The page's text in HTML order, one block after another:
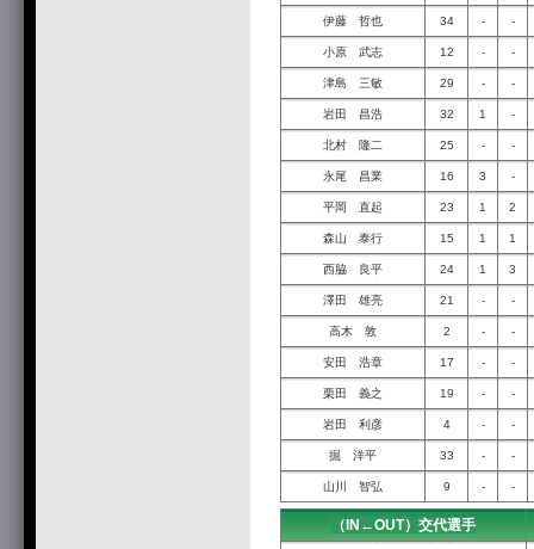
伊藤 哲也 34 - -
小原 武志 12 - -
津島 三敏 29 - -
岩田 昌浩 32 1 -
北村 隆二 25 - -
永尾 昌業 16 3 -
平岡 直起 23 1 2
森山 泰行 15 1 1
西脇 良平 24 1 3
澤田 雄亮 21 - -
高木 敦 2 - -
安田 浩章 17 - -
栗田 義之 19 - -
岩田 利彦 4 - -
掘 洋平 33 - -
山川 智弘 9 - -
（IN←OUT）交代選手